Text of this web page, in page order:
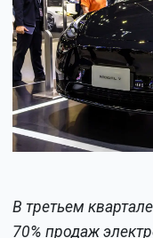
В третьем
70% продаж